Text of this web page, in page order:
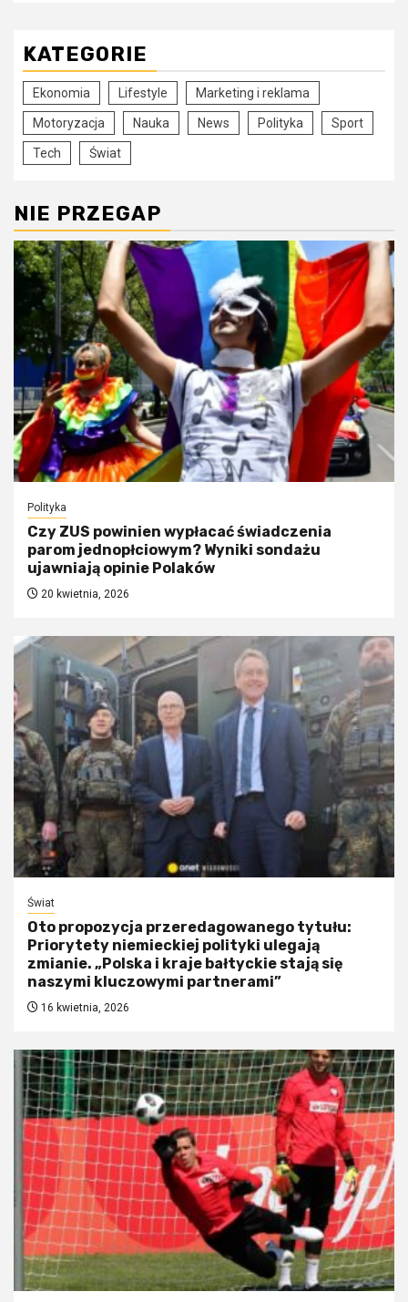
KATEGORIE
Ekonomia Lifestyle Marketing i reklama
Motoryzacja Nauka News Polityka Sport
Tech Świat
NIE PRZEGAP
Polityka
Czy ZUS powinien wypłacać świadczenia
parom jednopłciowym? Wyniki sondażu
ujawniają opinie Polaków
20 kwietnia, 2026
Świat
Oto propozycja przeredagowanego tytułu:
Priorytety niemieckiej polityki ulegają
zmianie. „Polska i kraje bałtyckie stają się
naszymi kluczowymi partnerami”
16 kwietnia, 2026